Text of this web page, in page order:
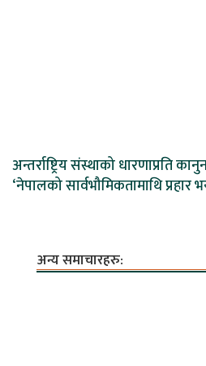
अन्तर्राष्ट्रिय संस्थाको धारणाप्रति
‘नेपालको सार्वभौमिकतामाथि प्रहार
अन्य समाचारहरु: